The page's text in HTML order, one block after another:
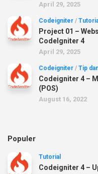
April 29, 2025
Codeigniter /
Project 01 –
CodeIgniter 4
April 29, 2025
Codeigniter / Tip
Codeigniter 4 –
(POS)
August 16, 2022
Populer
Tutorial
Codeigniter 4 –